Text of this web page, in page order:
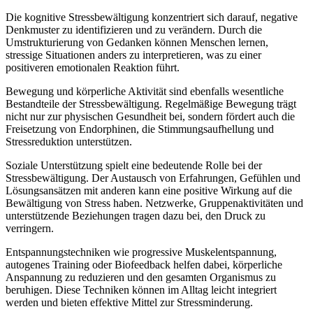
Die kognitive Stressbewältigung konzentriert sich darauf, negative
Denkmuster zu identifizieren und zu verändern. Durch die
Umstrukturierung von Gedanken können Menschen lernen,
stressige Situationen anders zu interpretieren, was zu einer
positiveren emotionalen Reaktion führt.
Bewegung und körperliche Aktivität sind ebenfalls wesentliche
Bestandteile der Stressbewältigung. Regelmäßige Bewegung trägt
nicht nur zur physischen Gesundheit bei, sondern fördert auch die
Freisetzung von Endorphinen, die Stimmungsaufhellung und
Stressreduktion unterstützen.
Soziale Unterstützung spielt eine bedeutende Rolle bei der
Stressbewältigung. Der Austausch von Erfahrungen, Gefühlen und
Lösungsansätzen mit anderen kann eine positive Wirkung auf die
Bewältigung von Stress haben. Netzwerke, Gruppenaktivitäten und
unterstützende Beziehungen tragen dazu bei, den Druck zu
verringern.
Entspannungstechniken wie progressive Muskelentspannung,
autogenes Training oder Biofeedback helfen dabei, körperliche
Anspannung zu reduzieren und den gesamten Organismus zu
beruhigen. Diese Techniken können im Alltag leicht integriert
werden und bieten effektive Mittel zur Stressminderung.